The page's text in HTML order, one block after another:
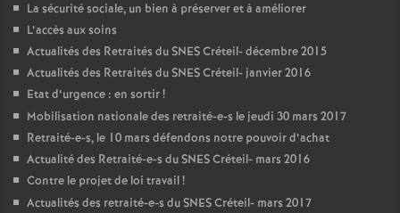
La sécurité sociale, un bien à préserver et à améliorer
L’accès aux soins
Actualités des Retraités duSNESCréteil- décembre 2015
Actualités des Retraités duSNESCréteil- janvier 2016
Etat d’urgence : en sortir!
Mobilisation nationale des retraité-e-s le jeudi 30 mars 2017
Retraité-e-s, le 10 mars défendons notre pouvoir d’achat
Actualité des Retraité-e-s duSNESCréteil- mars 2016
Contre le projet de loi travail!
Actualités des retraité-e-s duSNESCréteil- mars 2017